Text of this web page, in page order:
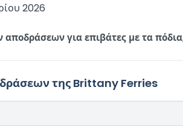
2026
για επιβάτες με τα
της Brittany Ferries